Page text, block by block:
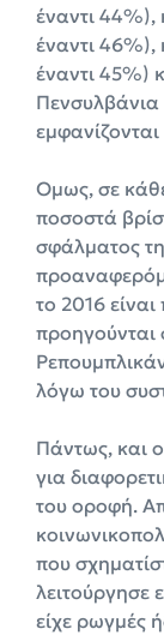
έναντι 44%),
έναντι
έναντι 45%)
Πενσυλβάνια
Ομως, σε κάθε
ποσοστά
σφάλματος
το 2016
προηγούνται
λόγω του
Πάντως, και
για
του οροφή.
που
λειτούργησε
είχε ρωγμές